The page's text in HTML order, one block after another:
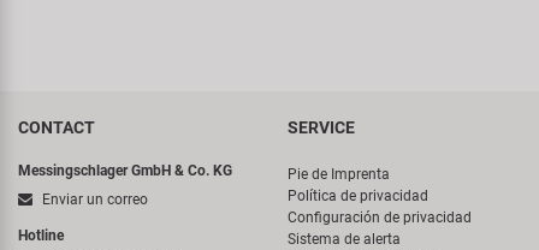
CONTACT
Messingschlager GmbH & Co. KG
Enviar un correo
Hotline
SERVICE
Pie de Imprenta
Política de privacidad
Configuración de privacidad
Sistema de alerta